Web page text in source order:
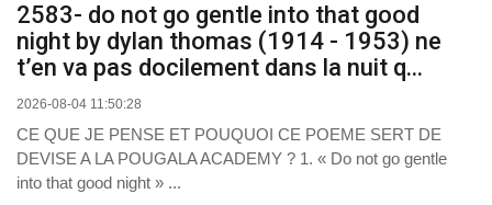
2583- do not go gentle into that good
night by dylan thomas (1914 - 1953) ne
t’en va pas docilement dans la nuit q...
2026-08-04 11:50:28
CE QUE JE PENSE ET POUQUOI CE POEME SERT DE
DEVISE A LA POUGALA ACADEMY ? 1. « Do not go gentle
into that good night » ...